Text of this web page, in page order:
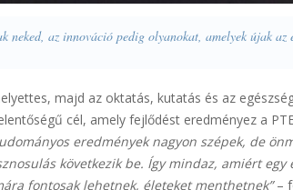
neked, az innováció pedig olyanokat, amelyek újak az
majd az oktatás, kutatás és az
cél, amely fejlődést eredményez a
eredmények nagyon szépek, de
következik be. Így mindaz, amiért
fontosak lehetnek, életeket menthetnek”–